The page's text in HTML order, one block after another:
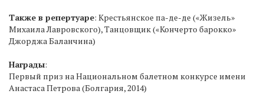
Также в репертуаре: Крестьянское па-де-де («Жизель»
Михаила Лавровского), Танцовщик («Кончерто барокко»
Джорджа Баланчина)
Награды:
Первый приз на Национальном балетном конкурсе имени
Анастаса Петрова (Болгария, 2014)